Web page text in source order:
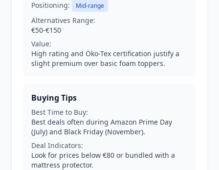
Positioning: Mid-range
Alternatives Range:
€50-€150
Value:
High rating and Öko-Tex certification justify a
slight premium over basic foam toppers.
Buying Tips
Best Time to Buy:
Best deals often during Amazon Prime Day
(July) and Black Friday (November).
Deal Indicators:
Look for prices below €80 or bundled with a
mattress protector.